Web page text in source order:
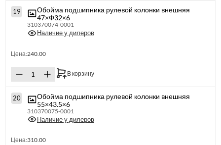
19
Обойма подшипника рулевой колонки внешняя
47×Φ32×6
310370074-0001
Наличие у дилеров
Цена:240.00
В корзину
20
Обойма подшипника рулевой колонки внешняя
55×43.5×6
310370075-0001
Наличие у дилеров
Цена:310.00